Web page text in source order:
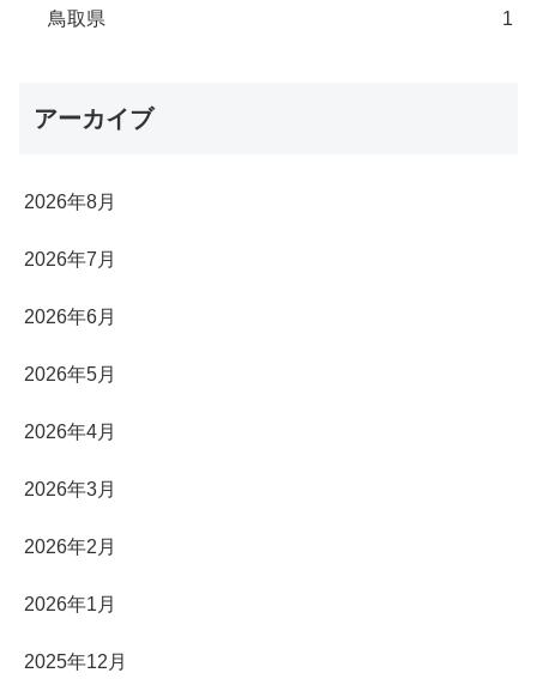
鳥取県 1
アーカイブ
2026年8月
2026年7月
2026年6月
2026年5月
2026年4月
2026年3月
2026年2月
2026年1月
2025年12月